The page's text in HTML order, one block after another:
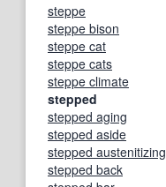
steppe
steppe bison
steppe cat
steppe cats
steppe climate
stepped
stepped aging
stepped aside
stepped austenitizing
stepped back